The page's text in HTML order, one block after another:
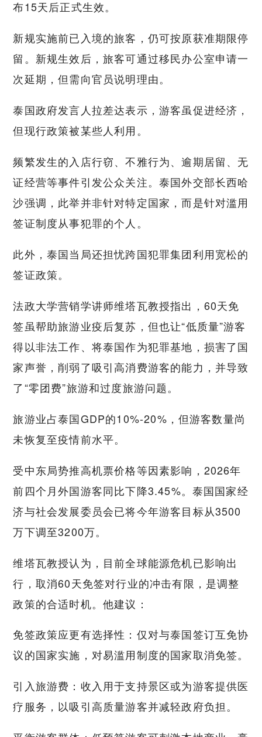
布15天后正式生效。
新规实施前已入境的旅客，仍可按原获准期限停
留。新规生效后，旅客可通过移民办公室申请一
次延期，但需向官员说明理由。
泰国政府发言人拉差达表示，游客虽促进经济，
但现行政策被某些人利用。
频繁发生的入店行窃、不雅行为、逾期居留、无
证经营等事件引发公众关注。泰国外交部长西哈
沙强调，此举并非针对特定国家，而是针对滥用
签证制度从事犯罪的个人。
此外，泰国当局还担忧跨国犯罪集团利用宽松的
签证政策。
法政大学营销学讲师维塔瓦教授指出，60天免
签虽帮助旅游业疫后复苏，但也让“低质量”游客
得以非法工作、将泰国作为犯罪基地，损害了国
家声誉，削弱了吸引高消费游客的能力，并导致
了“零团费”旅游和过度旅游问题。
旅游业占泰国GDP的10%-20%，但游客数量尚
未恢复至疫情前水平。
受中东局势推高机票价格等因素影响，2026年
前四个月外国游客同比下降3.45%。泰国国家经
济与社会发展委员会已将今年游客目标从3500
万下调至3200万。
维塔瓦教授认为，目前全球能源危机已影响出
行，取消60天免签对行业的冲击有限，是调整
政策的合适时机。他建议：
免签政策应更有选择性：仅对与泰国签订互免协
议的国家实施，对易滥用制度的国家取消免签。
引入旅游费：收入用于支持景区或为游客提供医
疗服务，以吸引高质量游客并减轻政府负担。